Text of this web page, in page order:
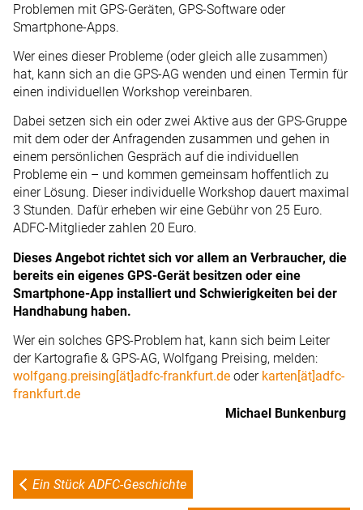
Problemen mit GPS-Geräten, GPS-Software oder
Smartphone-Apps.
Wer eines dieser Probleme (oder gleich alle zusammen)
hat, kann sich an die GPS-AG wenden und einen ­Termin für
einen individuellen Workshop vereinbaren.
Dabei setzen sich ein oder zwei Aktive aus der GPS-Gruppe
mit dem oder der Anfragenden zusammen und gehen in
einem persönlichen Gespräch auf die individuellen
Probleme ein – und kommen gemeinsam hoffentlich zu
einer Lösung. Dieser individuelle Workshop dauert maximal
3 Stunden. Dafür erheben wir eine Gebühr von 25 Euro.
ADFC-Mitglieder zahlen 20 Euro.
Dieses Angebot richtet sich vor allem an Verbraucher, die
bereits ein eigenes GPS-Gerät besitzen oder eine
Smartphone-App installiert und Schwierigkeiten bei der
Handhabung haben.
Wer ein solches GPS-Problem hat, kann sich beim Leiter
der Kartografie & GPS-AG, Wolfgang Preising, melden:
wolfgang.preising[ät]adfc-frankfurt.de oder karten[ät]adfc-
frankfurt.de
Michael Bunkenburg
Ein Stück ADFC-Geschichte